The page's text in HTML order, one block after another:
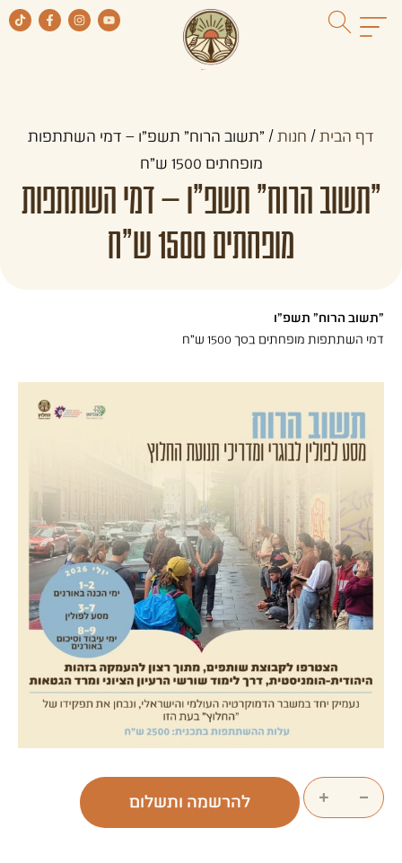
דף הבית / חנות / "תשוב הרוח" תשפ"ו – דמי השתתפות
מופחתים 1500 ש"ח
"תשוב הרוח" תשפ"ו – דמי השתתפות
מופחתים 1500 ש"ח
"תשוב הרוח" תשפ"ו
דמי השתתפות מופחתים בסך 1500 ש"ח
−
+ להרשמה ותשלום